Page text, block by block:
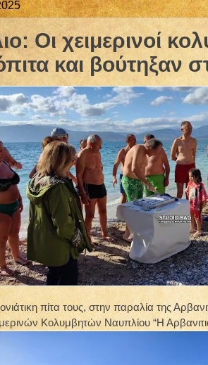
Oι χειμερινοί
και βούτηξαν
πίτα τους, στην παραλία της
Κολυμβητών Ναυπλίου “Η